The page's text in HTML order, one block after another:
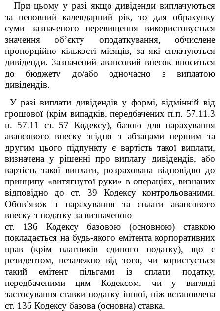
При цьому у разі якщо дивіденди виплачуються
за неповний календарний рік, то для обрахунку
суми зазначеного перевищення використовується
значення об’єкту оподаткування, обчислене
пропорційно кількості місяців, за які сплачуються
дивіденди. Зазначений авансовий внесок вноситься
до бюджету до/або одночасно з виплатою
дивідендів.
У разі виплати дивідендів у формі, відмінній від
грошової (крім випадків, передбачених п.п. 57.11 .3
п. 57.11
ст. 57 Кодексу), базою для нарахування
авансового внеску згідно з абзацами першим та
другим цього підпункту є вартість такої виплати,
визначена у рішенні про виплату дивідендів, або
вартість такої виплати, розрахована відповідно до
принципу «витягнутої руки» в операціях, визнаних
відповідно до ст. 39 Кодексу контрольованими.
Обов’язок з нарахування та сплати авансового
внеску з податку за визначеною
ст. 136 Кодексу базовою (основною) ставкою
покладається на будь-якого емітента корпоративних
прав (крім платників єдиного податку), що є
резидентом, незалежно від того, чи користується
такий емітент пільгами із сплати податку,
передбаченими цим Кодексом, чи у вигляді
застосування ставки податку іншої, ніж встановлена
ст. 136 Кодексу базова (основна) ставка.